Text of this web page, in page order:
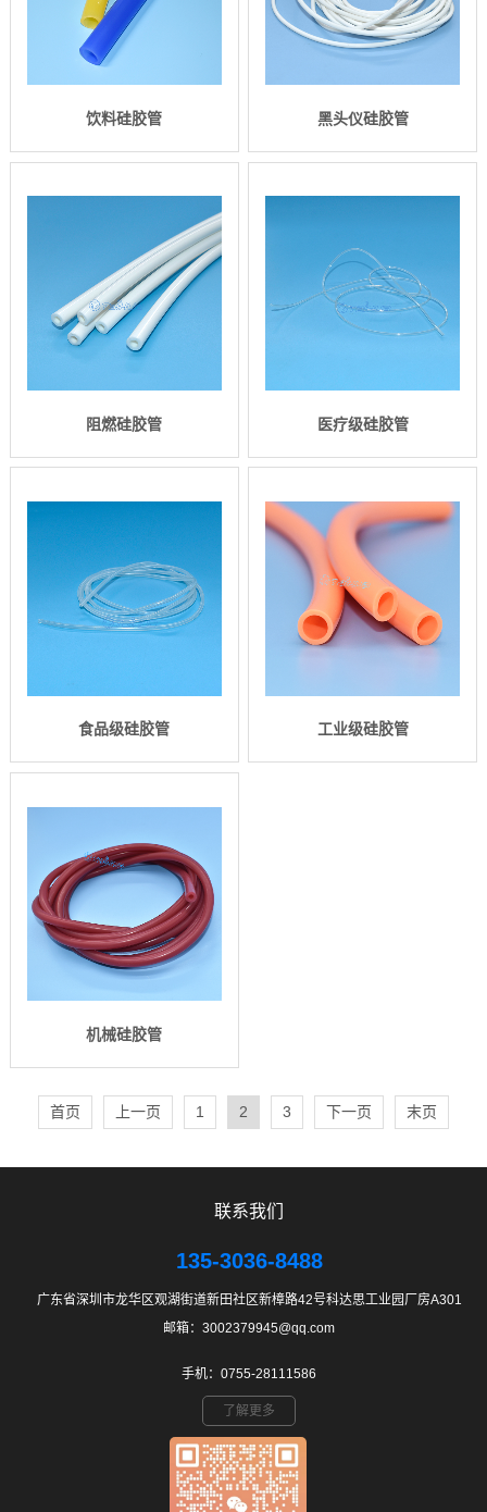
饮料硅胶管 黑头仪硅胶管
阻燃硅胶管 医疗级硅胶管
食品级硅胶管 工业级硅胶管
机械硅胶管
首页 上一页 1 2 3 下一页 末页
联系我们
135-3036-8488
广东省深圳市龙华区观湖街道新田社区新樟路42号科达思工业园厂房A301
邮箱：3002379945@qq.com
手机：0755-28111586
了解更多